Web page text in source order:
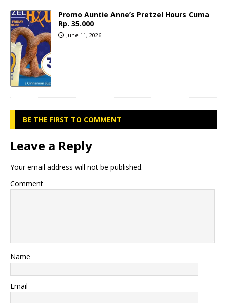
Promo Auntie Anne’s Pretzel Hours Cuma
Rp. 35.000
June 11, 2026
BE THE FIRST TO COMMENT
Leave a Reply
Your email address will not be published.
Comment
Name
Email